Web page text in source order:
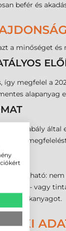
befér és
a minőséget és
így megfelel a
a jogszabály
a
mátrix- vagy
a kellékanyagot.